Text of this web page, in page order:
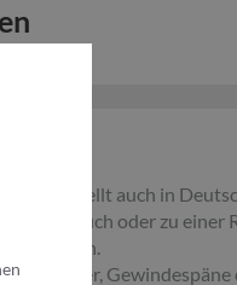
stellt auch in
Rohrbruch oder zu einer
gelangen.
Gewindespäne